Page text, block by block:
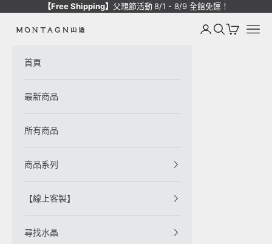
【Free Shipping】 父親節活動8/1 - 8/9 全館免運！
Montagne de Pierre 選單
登入搜尋購物車
首頁
最新商品
所有商品
商品系列
【線上客製】
尋找水晶